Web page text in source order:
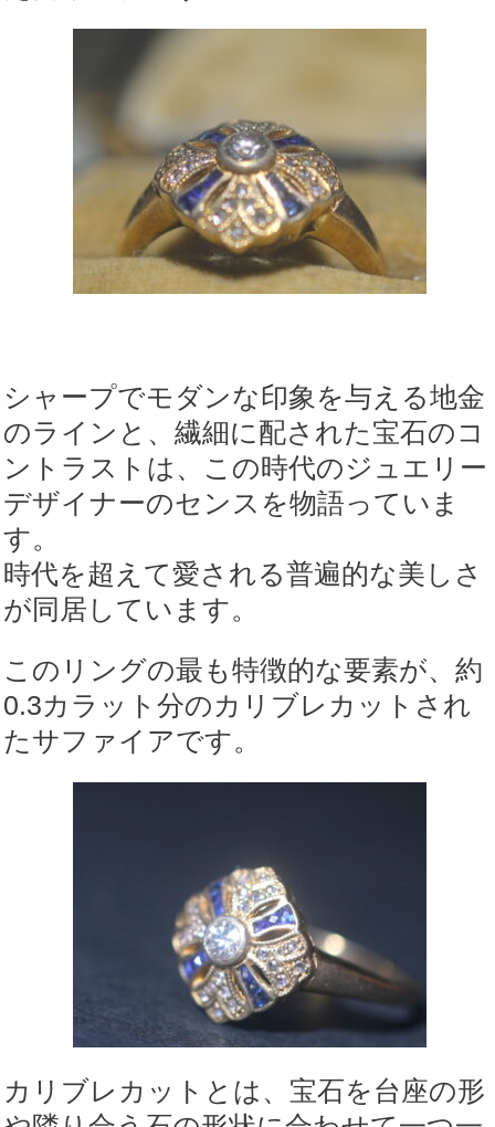
シャープでモダンな印象を与える地金
のラインと、繊細に配された宝石のコ
ントラストは、この時代のジュエリー
デザイナーのセンスを物語っていま
す。
時代を超えて愛される普遍的な美しさ
が同居しています。
このリングの最も特徴的な要素が、約
0.3カラット分のカリブレカットされ
たサファイアです。
カリブレカットとは、宝石を台座の形